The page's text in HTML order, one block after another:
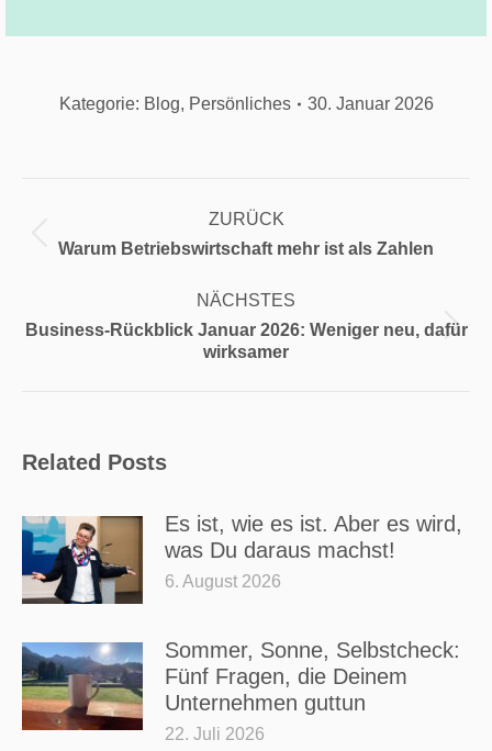
Kategorie: Blog, Persönliches 30. Januar 2026
ZURÜCK
Vorheriger
Warum Betriebswirtschaft mehr ist als Zahlen
NÄCHSTES
Nächster
Beitrag:
Business-Rückblick Januar 2026: Weniger neu, dafür
wirksamer
Related Posts
Es ist, wie es ist. Aber es wird,
was Du daraus machst!
6. August 2026
Sommer, Sonne, Selbstcheck:
Fünf Fragen, die Deinem
Unternehmen guttun
22. Juli 2026